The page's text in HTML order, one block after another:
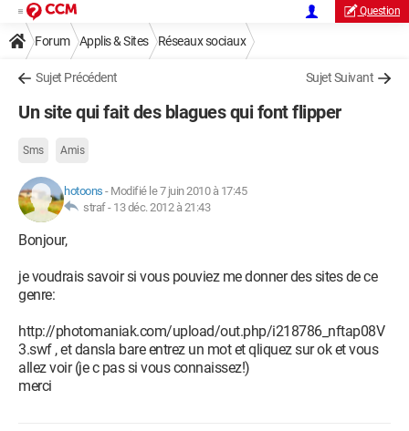
Question
Forum Applis & Sites Réseaux sociaux
Sujet Précédent Sujet Suivant
Un site qui fait des blagues qui font flipper
Sms Amis
hotoons - Modifié le 7 juin 2010 à 17:45
straf - 13 déc. 2012 à 21:43
Bonjour,
je voudrais savoir si vous pouviez me donner des sites de ce
genre:
http://photomaniak.com/upload/out.php/i218786_nftap08V
3.swf , et dansla bare entrez un mot et qliquez sur ok et vous
allez voir (je c pas si vous connaissez!)
merci